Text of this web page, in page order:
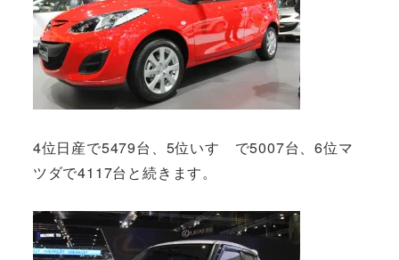
4位日産で5479台、5位いすゞで5007台、6位マ
ツダで4117台と続きます。